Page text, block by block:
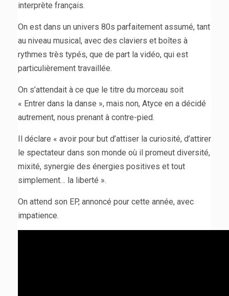
interprète français.
On est dans un univers 80s parfaitement assumé, tant
au niveau musical, avec des claviers et boîtes à
rythmes très typés, que de part la vidéo, qui est
particulièrement travaillée.
On s’attendait à ce que le titre du morceau soit
« Entrer dans la danse », mais non, Atyce en a décidé
autrement, nous prenant à contre-pied.
Il déclare « avoir pour but d’attiser la curiosité, d’attirer
le spectateur dans son monde où il promeut diversité,
mixité, synergie des énergies positives et tout
simplement… la liberté ».
On attend son EP, annoncé pour cette année, avec
impatience.